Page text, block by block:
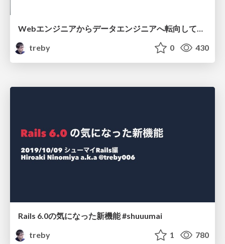
Webエンジニアからデータエンジニアへ転向している話 #pronama
treby
0 430
Rails 6.0の気になった新機能 #shuuumai
treby
1 780